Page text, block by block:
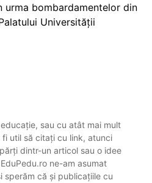
bombardamentelor din
Universității
sau cu atât mai mult
util să citați cu link, atunci
dintr-un articol sau o idee
ne-am asumat
sperăm că și publicațiile cu